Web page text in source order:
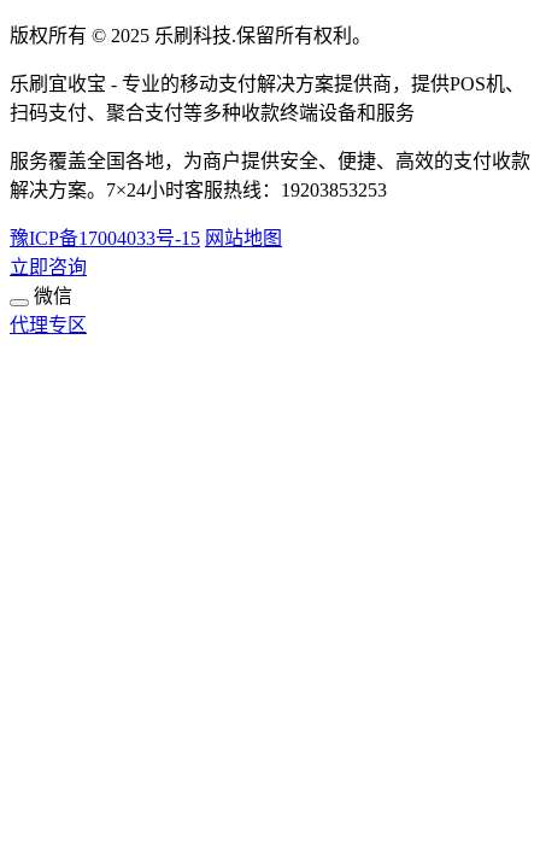
版权所有 © 2025 乐刷科技.保留所有权利。
乐刷宜收宝 - 专业的移动支付解决方案提供商，提供POS机、
扫码支付、聚合支付等多种收款终端设备和服务
服务覆盖全国各地，为商户提供安全、便捷、高效的支付收款
解决方案。7×24小时客服热线：19203853253
豫ICP备17004033号-15 网站地图
立即咨询
微信
代理专区